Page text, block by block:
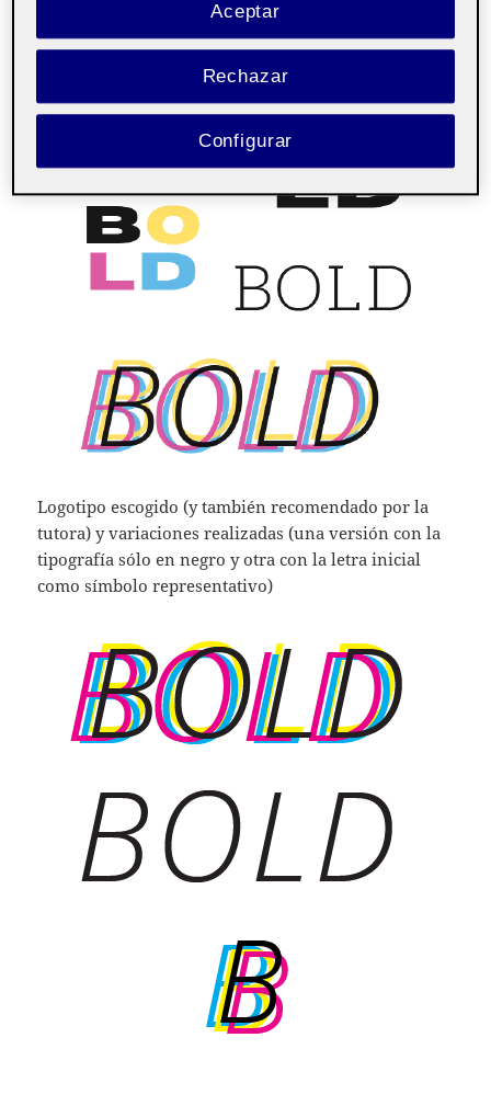
Logotipo escogido (y también recomendado por la
tutora) y variaciones realizadas (una versión con la
tipografía sólo en negro y otra con la letra inicial
como símbolo representativo)
Rechazar
Aceptar
Configurar